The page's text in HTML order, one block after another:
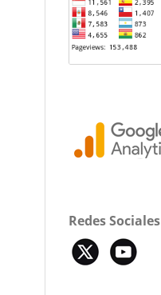
Redes Sociales